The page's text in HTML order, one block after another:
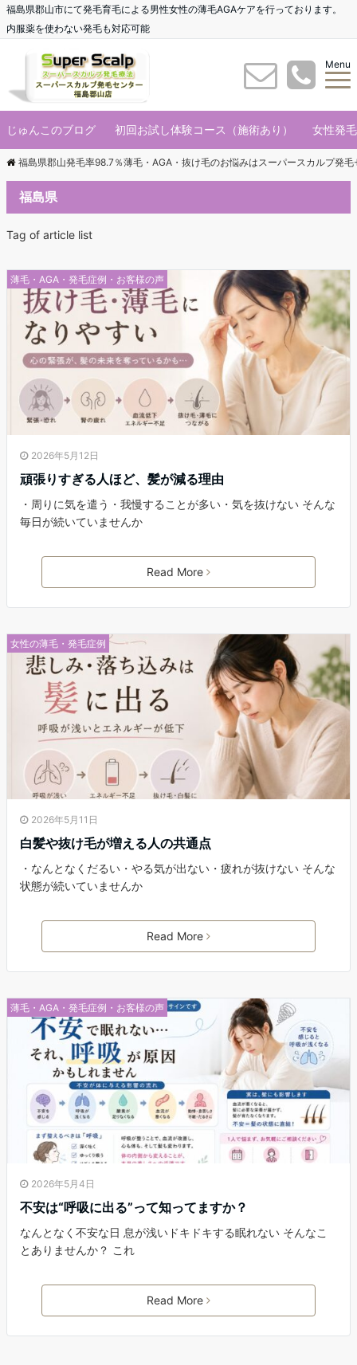
福島県郡山市にて発毛育毛による男性女性の薄毛AGAケアを行っております。
内服薬を使わない発毛も対応可能
Menu
じゅんこのブログ 初回お試し体験コース（施術あり） 女性発
福島県郡山発毛率98.7％薄毛・AGA・抜け毛のお悩みはスーパースカルプ発
福島県
Tag of article list
薄毛・AGA・発毛症例・お客様の声
2026年5月12日
頑張りすぎる人ほど、髪が減る理由
・周りに気を遣う・我慢することが多い・気を抜けない そんな
毎日が続いていませんか
Read More
女性の薄毛・発毛症例
2026年5月11日
白髪や抜け毛が増える人の共通点
・なんとなくだるい・やる気が出ない・疲れが抜けない そんな
状態が続いていませんか
Read More
薄毛・AGA・発毛症例・お客様の声
2026年5月4日
不安は“呼吸に出る”って知ってますか？
なんとなく不安な日 息が浅いドキドキする眠れない そんなこ
とありませんか？ これ
Read More